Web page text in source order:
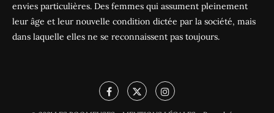
envies particulières. Des femmes qui assument pleinement
leur âge et leur nouvelle condition dictée par la société, mais
dans laquelle elles ne se reconnaissent pas toujours.